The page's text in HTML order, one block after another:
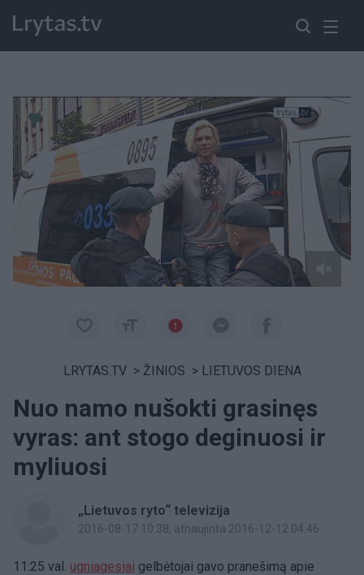
Paremkite Ukrainą
LRYTAS.TV > ŽINIOS > LIETUVOS DIENA
Nuo namo nušokti grasinęs
vyras: ant stogo deginuosi ir
myliuosi
„Lietuvos ryto“ televizija
2016-08-17 10:38, atnaujinta 2016-12-12 04:46
11:25 val. ugniagesiai gelbėtojai gavo pranešimą apie